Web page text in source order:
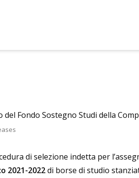
Fondo Sostegno Studi della
di selezione indetta per
2021-2022di borse di studio